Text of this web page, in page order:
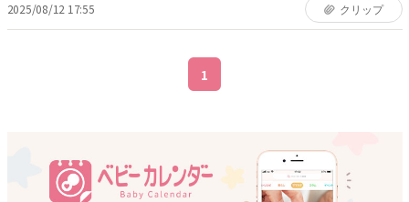
2025/08/12 17:55 クリップ
1